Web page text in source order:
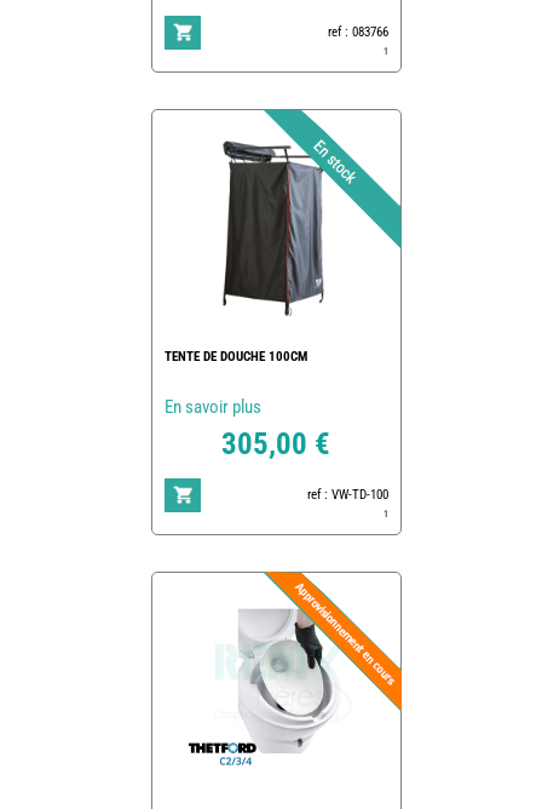
ref : 083766
1
TENTE DE DOUCHE 100CM
En savoir plus
305,00 €
ref : VW-TD-100
1